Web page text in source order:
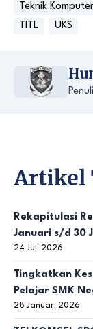
Teknik
TITL
UKS
Artikel
Rekapitulasi
Januari s/d 30
24 Juli 2026
Tingkatkan
Pelajar SMK
28 Januari 2026